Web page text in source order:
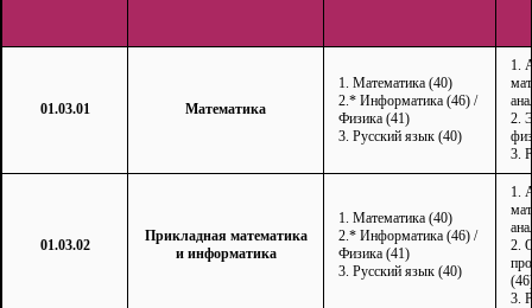
01.03.01 Математика
1. Математика (40)
2.* Информатика (46) /
Физика (41)
3. Русский язык (40)
1.
2.
3.
01.03.02
Прикладная математика
и информатика
1. Математика (40)
2.* Информатика (46) /
Физика (41)
3. Русский язык (40)
1.
2.
3.